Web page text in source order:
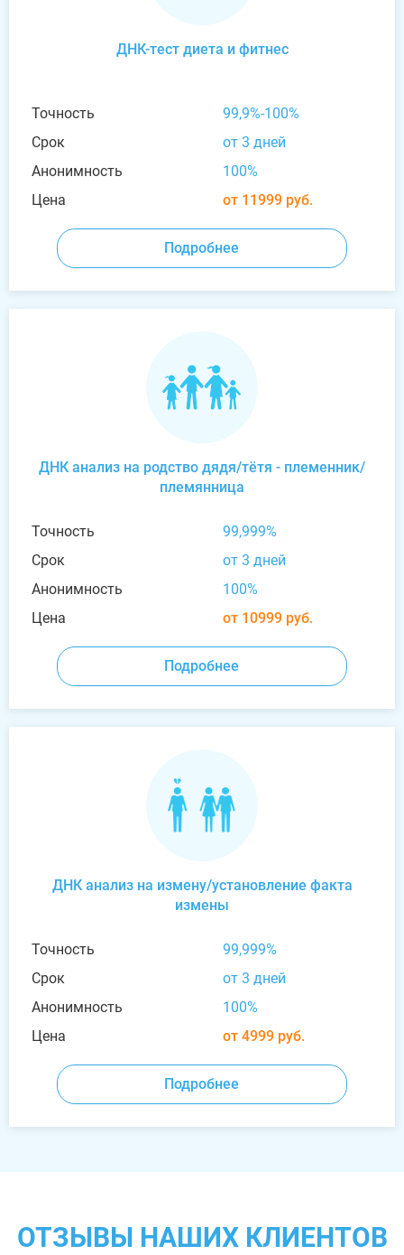
ДНК-тест диета и фитнес
Точность
99,9%-100%
Срок
от 3 дней
Анонимность
100%
Цена
от 11999 руб.
Подробнее
ДНК анализ на родство дядя/тётя - племенник/
племянница
Точность
99,999%
Срок
от 3 дней
Анонимность
100%
Цена
от 10999 руб.
Подробнее
ДНК анализ на измену/установление факта
измены
Точность
99,999%
Срок
от 3 дней
Анонимность
100%
Цена
от 4999 руб.
Подробнее
ОТЗЫВЫ НАШИХ КЛИЕНТОВ